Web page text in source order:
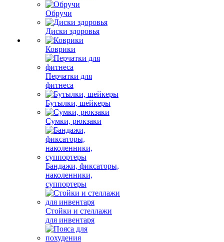
Обручи
Диски здоровья
Коврики
Перчатки для
фитнеса
Бутылки, шейкеры
Сумки, рюкзаки
Бандажи, фиксаторы,
наколенники,
суппортеры
Стойки и стеллажи
для инвентаря